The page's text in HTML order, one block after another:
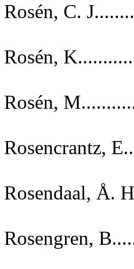
Rosén, C.
Rosén,
Rosén,
Rosencrantz,
Rosendaal, Å.
Rosengren,